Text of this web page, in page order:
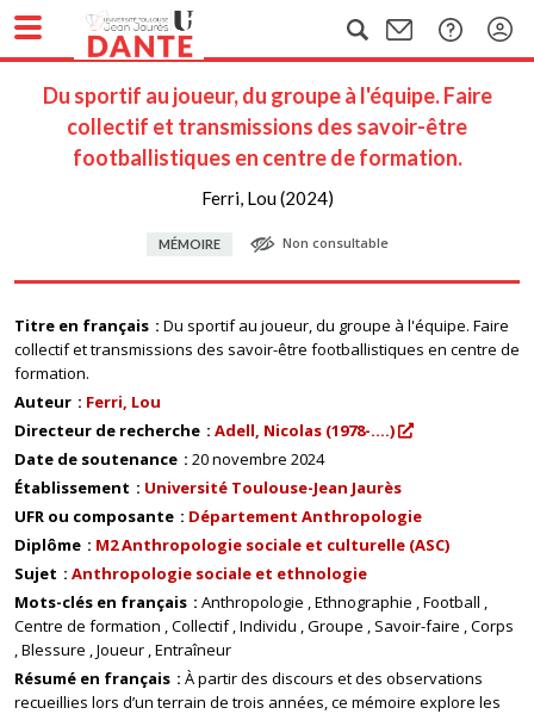
Du sportif au joueur, du groupe à l'équipe. Faire
collectif et transmissions des savoir-être
footballistiques en centre de formation.
Ferri, Lou (2024)
MÉMOIRE Non consultable
Titre en français
Du sportif au joueur, du groupe à l'équipe. Faire
collectif et transmissions des savoir-être footballistiques en centre de
formation.
Auteur
Ferri, Lou
Directeur de recherche
Adell, Nicolas (1978-....)
Date de soutenance
20 novembre 2024
Établissement
Université Toulouse-Jean Jaurès
UFR ou composante
Département Anthropologie
Diplôme
M2 Anthropologie sociale et culturelle (ASC)
Sujet
Anthropologie sociale et ethnologie
Mots-clés en français
Anthropologie Ethnographie Football
Centre de formation Collectif Individu Groupe Savoir-faire Corps
Blessure Joueur Entraîneur
Résumé en français
À partir des discours et des observations
recueillies lors d’un terrain de trois années, ce mémoire explore les